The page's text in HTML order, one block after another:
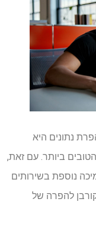
נתונים היא
ביותר. עם זאת,
נוספת בשירותים
להפרה של